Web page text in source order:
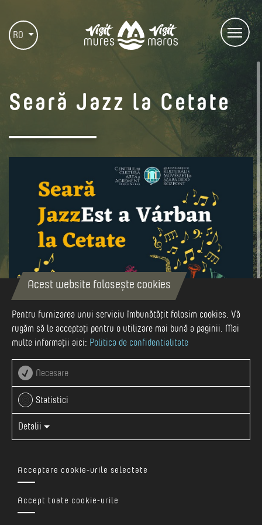
RO
Seară Jazz la Cetate
May-10
10 MAI 2025
Vezi evenimentul pe Facebook
Concertul de deschidere al seriei de evenimente "Seară Jazz
festivalului 𝐓𝐫𝐚𝐧𝐬𝐲𝐥𝐯𝐚𝐧𝐢𝐚𝐧 𝐒𝐭𝐞𝐚𝐤 & 𝐁𝐁𝐐 𝐅𝐞𝐬𝐭!
Acest website folosește cookies
Pentru furnizarea unui serviciu îmbunătățit folosim cookies. Vă
rugăm să le acceptați pentru o utilizare mai bună a paginii. Mai
multe informații aici: Politica de confidentialitate
Necesare
Statistici
Detalii
Acceptare cookie-urile selectate
Accept toate cookie-urile